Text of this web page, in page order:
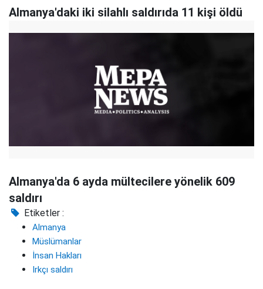
Almanya'daki iki silahlı saldırıda 11 kişi öldü
Almanya'da 6 ayda mültecilere yönelik 609
saldırı
Etiketler :
Almanya
Müslümanlar
İnsan Hakları
Irkçı saldırı